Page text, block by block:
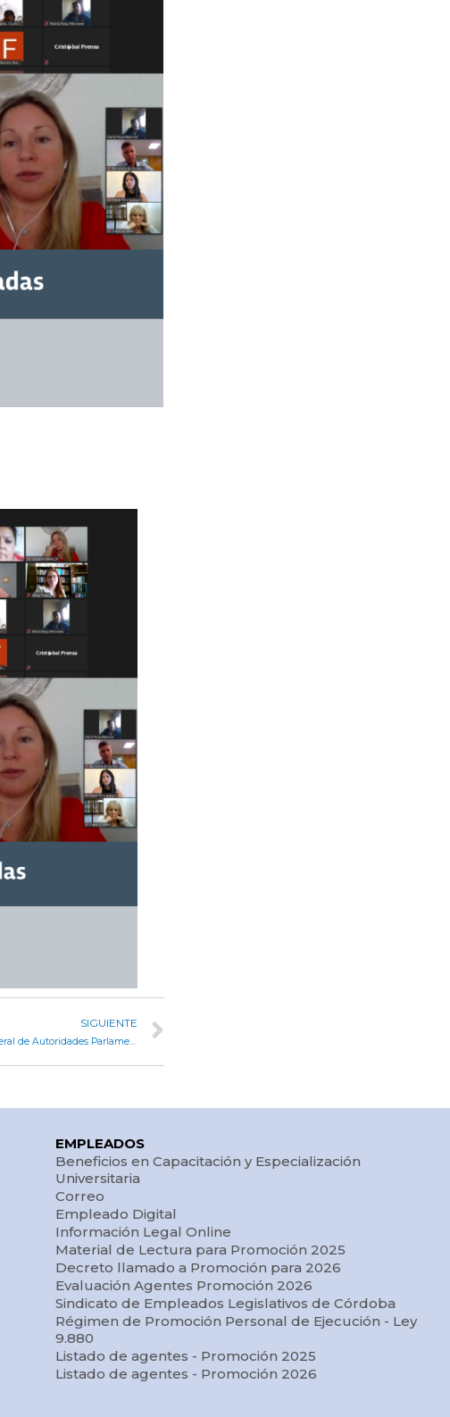
SIGUIENTE
Córdoba participó del 2° encuentro del Foro Federal de Autoridades Parlamentaria
EMPLEADOS
Beneficios en Capacitación y Especialización
Universitaria
Correo
Empleado Digital
Información Legal Online
Material de Lectura para Promoción 2025
Decreto llamado a Promoción para 2026
Evaluación Agentes Promoción 2026
Sindicato de Empleados Legislativos de Córdoba
Régimen de Promoción Personal de Ejecución - Ley
9.880
Listado de agentes - Promoción 2025
Listado de agentes - Promoción 2026